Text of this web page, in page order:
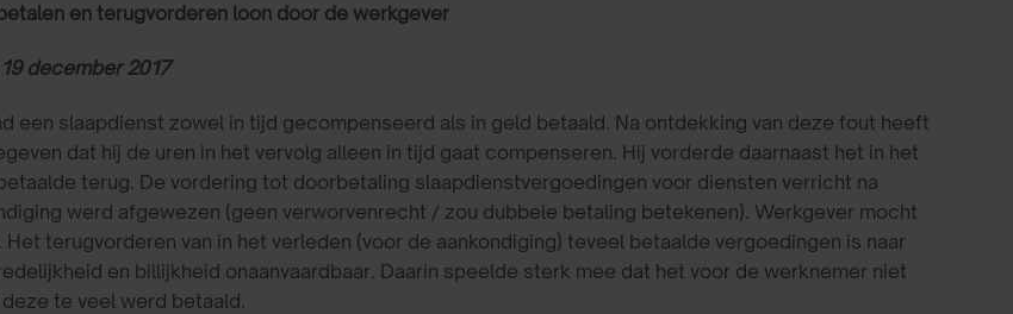
en terugvorderen loon door de werkgever
december 2017
een slaapdienst zowel in tijd gecompenseerd als in geld betaald. Na ontdekking van deze fout heeft
dat hij de uren in het vervolg alleen in tijd gaat compenseren. Hij vorderde daarnaast het in het
terug. De vordering tot doorbetaling slaapdienstvergoedingen voor diensten verricht na
werd afgewezen (geen verworvenrecht / zou dubbele betaling betekenen). Werkgever mocht
terugvorderen van in het verleden (voor de aankondiging) teveel betaalde vergoedingen is naar
en billijkheid onaanvaardbaar. Daarin speelde sterk mee dat het voor de werknemer niet
te veel werd betaald.